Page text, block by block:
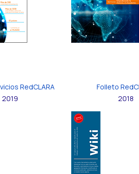
RedCLARA
2019
Folleto
2018